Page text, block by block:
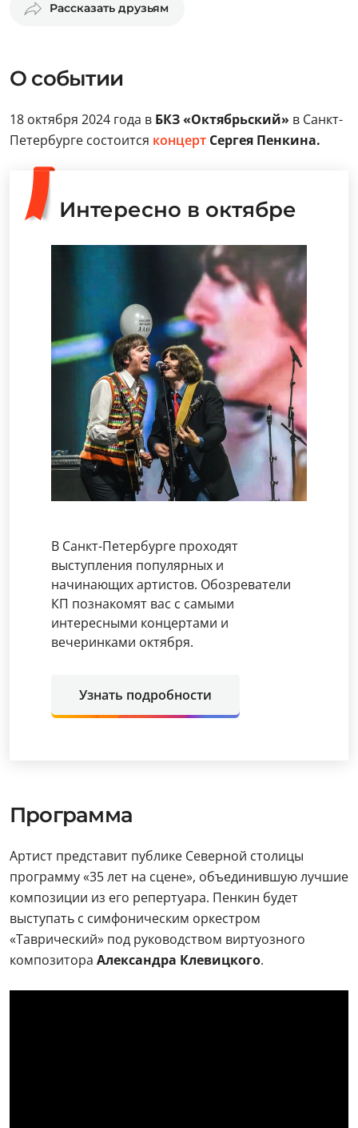
Рассказать друзьям
О событии
18 октября 2024 года в БКЗ «Октябрьский» в Санкт-
Петербурге состоится концерт Сергея Пенкина.
Интересно в октябре
В Санкт-Петербурге проходят
выступления популярных и
начинающих артистов. Обозреватели
КП познакомят вас с самыми
интересными концертами и
вечеринками октября.
Узнать подробности
Программа
Артист представит публике Северной столицы
программу «35 лет на сцене», объединившую лучшие
композиции из его репертуара. Пенкин будет
выступать с симфоническим оркестром
«Таврический» под руководством виртуозного
композитора Александра Клевицкого.